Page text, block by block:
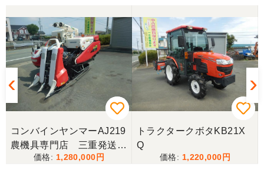
香川県／井上
とても良くしてもらいました。また購入したいと思
います。
香川県／西川忠洋
丁寧な対応をしていただき計量選別機を無事持ち帰
ることができました。今年の籾摺り時に旧機が故障
し、修理の目途が無い中、手頃な価格の本機を見つ
けることが出来て大満足です。リンスクさんありが
コンバインヤンマーAJ219
農機具専門店 三重発送整
備済み
1,280,000
トラクタークボタKB21X
Q
1,220,000